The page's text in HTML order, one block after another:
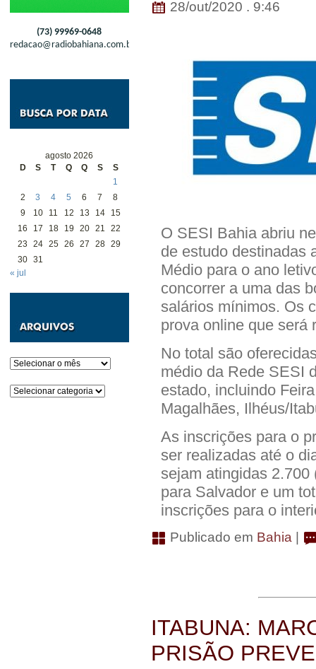
(73) 99969-0648
redacao@radiobahiana.com.br
agosto 2026
D
S T Q Q S
S
1
2
3 4 5 6 7
8
9
10 11 12 13 14
15
16
17 18 19 20 21
22
23
24 25 26 27 28 29
30 31
« jul
Arquivos
Categorias
28/out/2020 . 9:46
O SESI Bahia abriu
de estudo destinadas
Médio para o ano
concorrer a uma das
salários mínimos. Os
prova online que será
No total são
médio da Rede SESI
estado, incluindo
Magalhães, Ilhéus/
As inscrições para o
ser realizadas até o
sejam atingidas
para Salvador e um
inscrições para o
Publicado em Bahia
ITABUNA:
PRISÃO